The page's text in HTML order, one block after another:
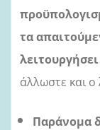
τα
άλλωστε και
Παράνομα